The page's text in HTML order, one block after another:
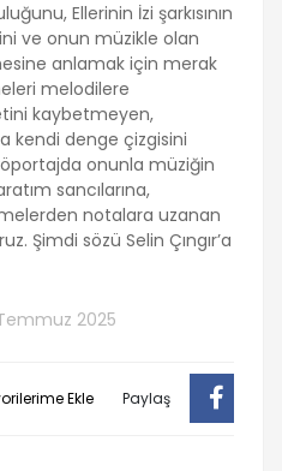
Ellerinin İzi şarkısının
ve onun müzikle olan
anlamak için merak
melodilere
kaybetmeyen,
kendi denge çizgisini
onunla müziğin
sancılarına,
notalara uzanan
Şimdi sözü Selin Çıngır’a
2025
Ekle Paylaş